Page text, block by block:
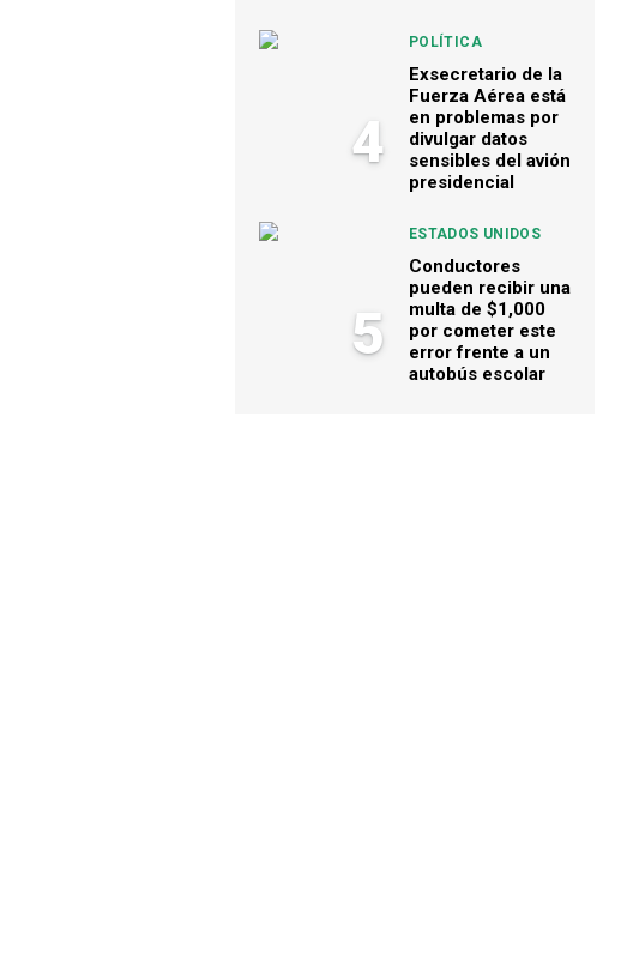
4
POLÍTICA
Exsecretario de la
Fuerza Aérea está
en problemas por
divulgar datos
sensibles del avión
presidencial
5
ESTADOS UNIDOS
Conductores
pueden recibir una
multa de $1,000
por cometer este
error frente a un
autobús escolar